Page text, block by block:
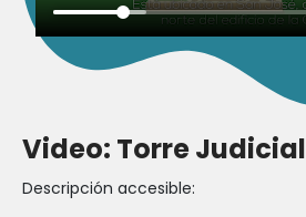
Video: Torre Judicial
Descripción accesible: